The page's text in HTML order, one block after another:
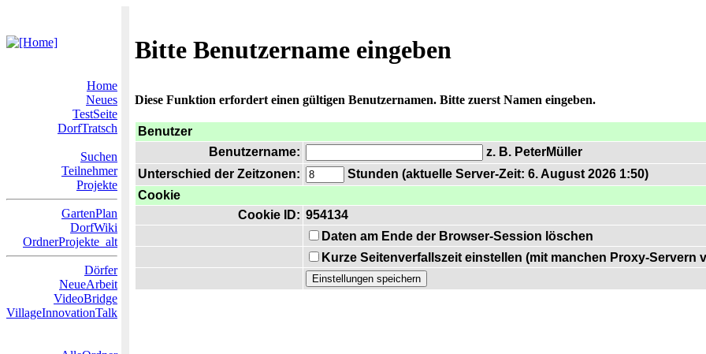
Bitte Benutzername eingeben
Home
Neues
TestSeite
DorfTratsch
Suchen
Teilnehmer
Projekte
GartenPlan
DorfWiki
OrdnerProjekte_alt
Dörfer
NeueArbeit
VideoBridge
VillageInnovationTalk
Diese Funktion erfordert einen gültigen Benutzernamen. Bitte zuerst Namen eingeben.
Benutzer
Benutzername:
z. B. PeterMüller
Unterschied der Zeitzonen:
Stunden (aktuelle Server-Zeit: 6. August 2026 1:50)
Cookie
Cookie ID: 954134
Daten am Ende der Browser-Session löschen
Kurze Seitenverfallszeit einstellen (mit manchen Proxy-Servern